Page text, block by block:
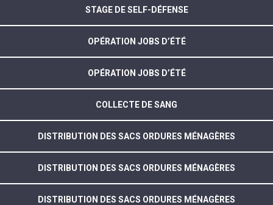
STAGE DE SELF-DÉFENSE
OPÉRATION JOBS D’ÉTÉ
OPÉRATION JOBS D’ÉTÉ
COLLECTE DE SANG
DISTRIBUTION DES SACS ORDURES MÉNAGÈRES
DISTRIBUTION DES SACS ORDURES MÉNAGÈRES
DISTRIBUTION DES SACS ORDURES MÉNAGÈRES